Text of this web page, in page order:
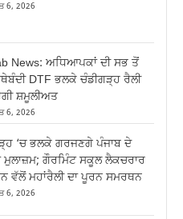
6, 2026
News: ਅਧਿਆਪਕਾਂ ਦੀ ਸਭ ਤੋਂ
DTF ਭਲਕੇ ਚੰਡੀਗੜ੍ਹ ਰੈਲੀ
ਸ਼ਮੂਲੀਅਤ
6, 2026
‘ਚ ਭਲਕੇ ਗਰਜਣਗੇ ਪੰਜਾਬ ਦੇ
ਮੁਲਾਜ਼ਮ; ਗੌਰਮਿੰਟ ਸਕੂਲ ਲੈਕਚਰਾਰ
ਵੱਲੋਂ ਮਹਾਂਰੈਲੀ ਦਾ ਪੂਰਨ ਸਮਰਥਨ
6, 2026